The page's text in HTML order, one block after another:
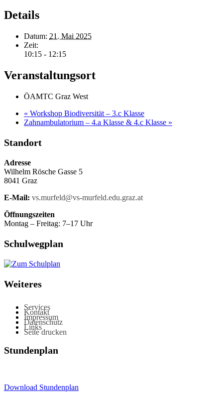
Details
Datum: 21. Mai 2025
Zeit:
10:15 - 12:15
Veranstaltungsort
ÖAMTC Graz West
« Workshop Biodiversität – 3.c Klasse
Zahnambulatorium – 4.a Klasse & 4.c Klasse »
Standort
Adresse
Wilhelm Rösche Gasse 5
8041 Graz
E-Mail: vs.murfeld@vs-murfeld.edu.graz.at
Öffnungszeiten
Montag – Freitag: 7–17 Uhr
Schulwegplan
Weiteres
Services
Kontakt
Impressum
Datenschutz
Links
Seite drucken
Stundenplan
Download Stundenplan